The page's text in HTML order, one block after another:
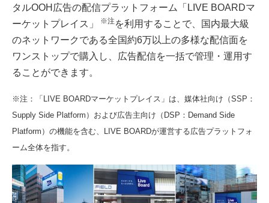
タルOOH広告の配信プラットフォーム「LIVE BOARDマ
ーケットプレイス」
※注 を利用することで、国内最大級
のネットワークである全国約6万以上の多様な配信面を
ワンストップで購入し、広告配信を一括で管理・運用す
ることができます。
※注：「LIVE BOARDマーケットプレイス」は、媒体社向け（SSP：
Supply Side Platform）および広告主向け（DSP：Demand Side
Platform）の機能を含む、LIVE BOARDが運営する広告プラットフォ
ーム全体を指す。